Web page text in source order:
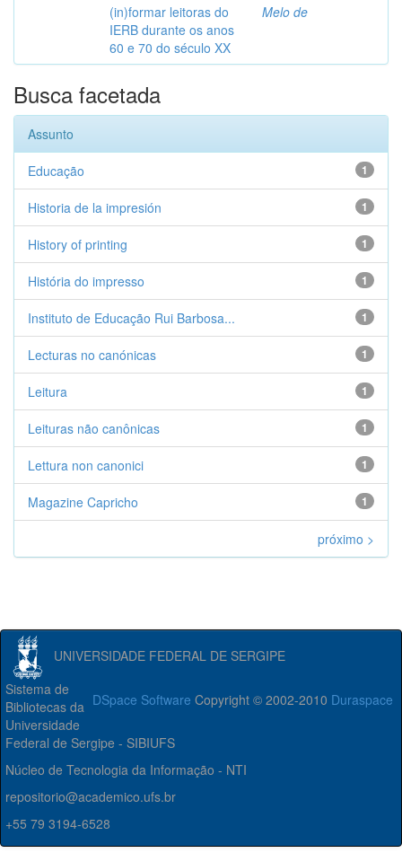
(in)formar leitoras do
IERB durante os anos
60 e 70 do século XX
Melo de
Busca facetada
Assunto
1
Educação
1
Historia de la impresión
1
History of printing
1
História do impresso
1
Instituto de Educação Rui Barbosa...
1
Lecturas no canónicas
1
Leitura
1
Leituras não canônicas
1
Lettura non canonici
1
Magazine Capricho
próximo >
UNIVERSIDADE FEDERAL DE SERGIPE
DSpace Software Copyright © 2002-2010 Duraspace
Sistema de
Bibliotecas da
Universidade
Federal de Sergipe - SIBIUFS
Núcleo de Tecnologia da Informação - NTI
repositorio@academico.ufs.br
+55 79 3194-6528